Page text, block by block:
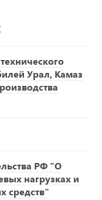
Урал, Камаз
РФ "О
нагрузках и
средств"